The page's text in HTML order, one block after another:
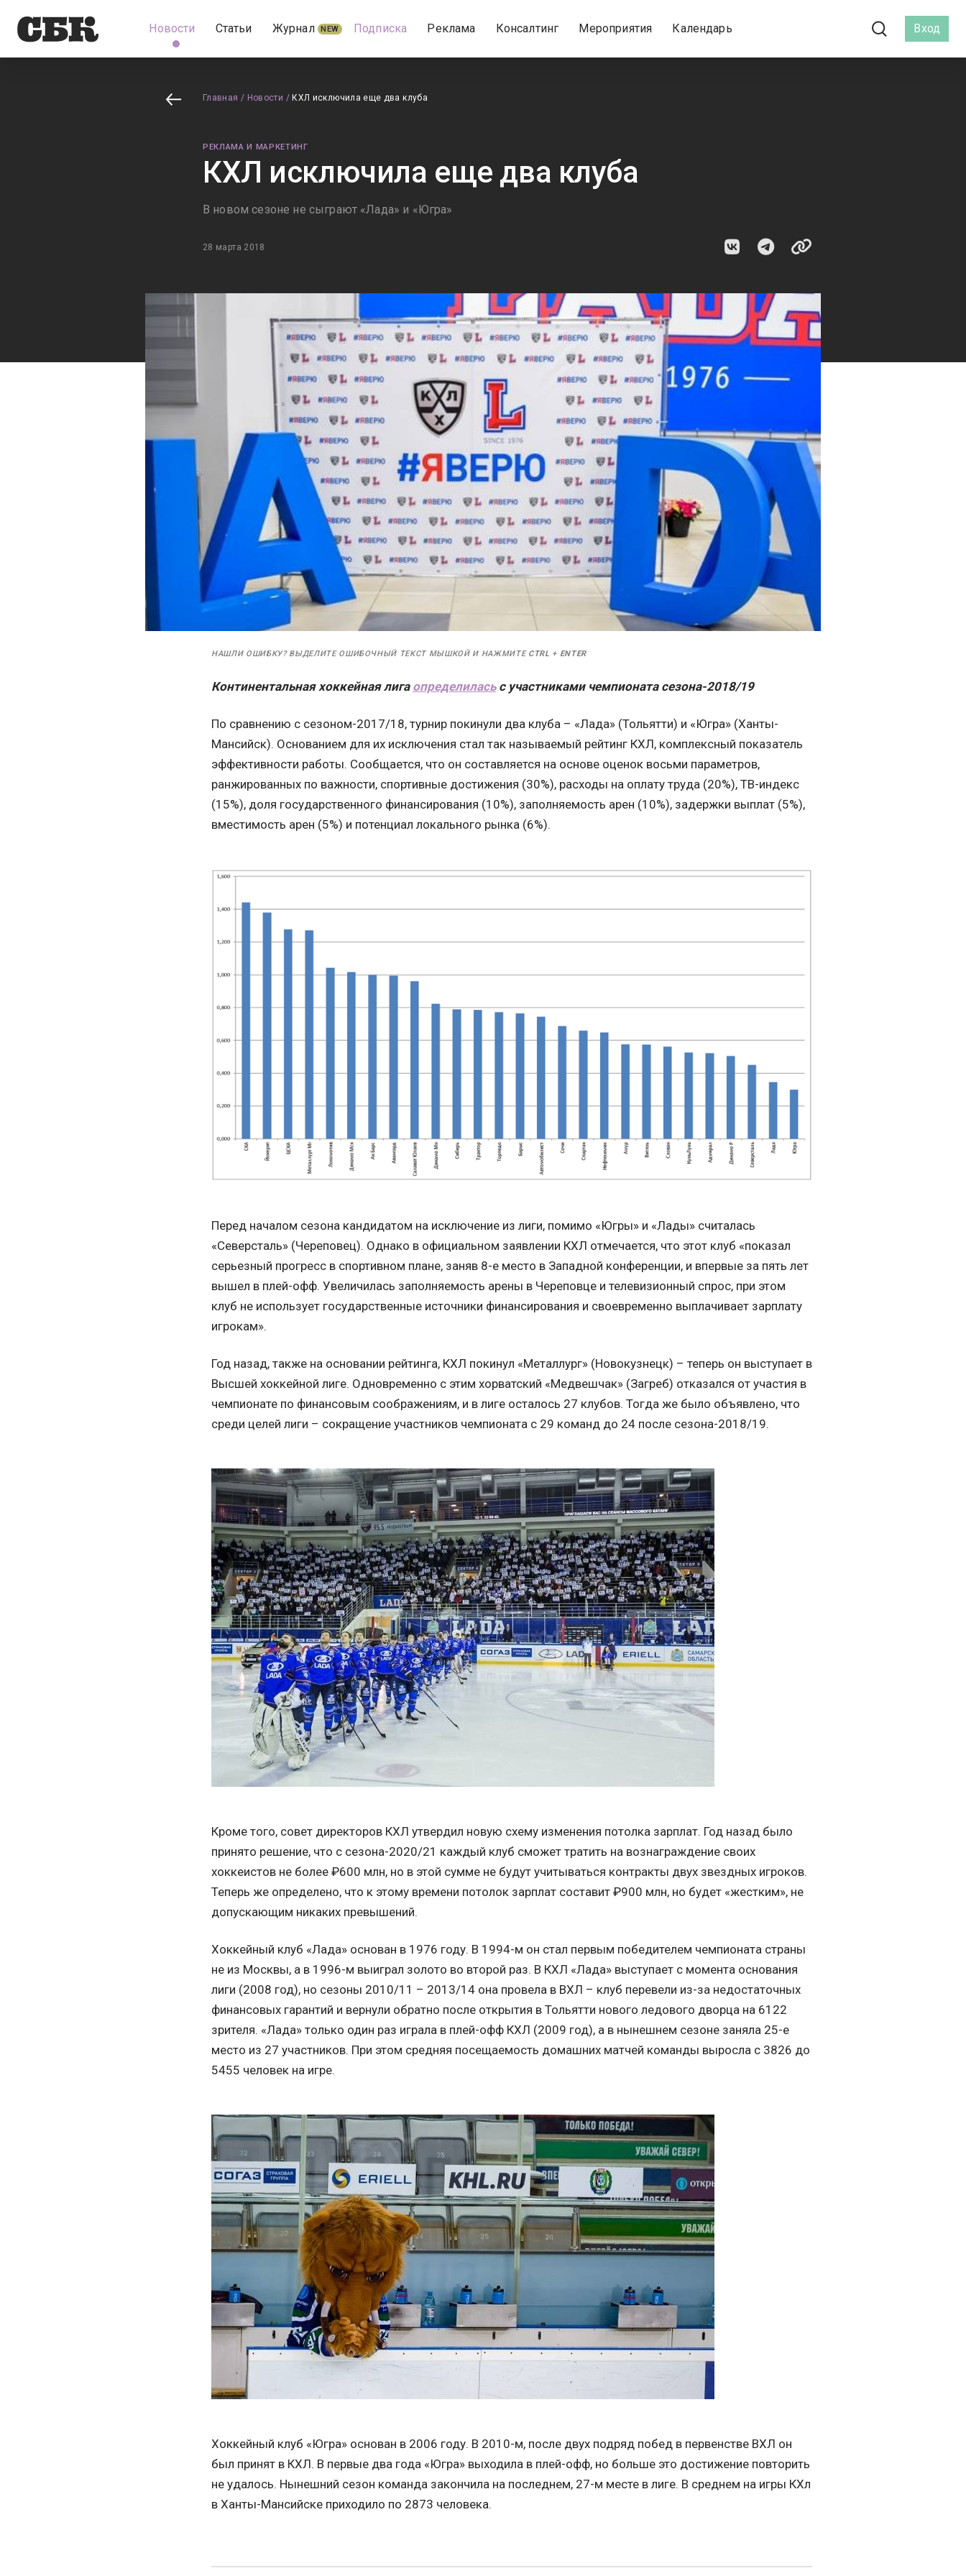
Новости Статьи Журнал NEW Подписка Реклама Консалтинг Мероприятия Календарь Вход
Главная / Новости / КХЛ исключила еще два клуба
РЕКЛАМА И МАРКЕТИНГ
КХЛ исключила еще два клуба
В новом сезоне не сыграют «Лада» и «Югра»
28 марта 2018
НАШЛИ ОШИБКУ? ВЫДЕЛИТЕ ОШИБОЧНЫЙ ТЕКСТ МЫШКОЙ И НАЖМИТЕ CTRL + ENTER
Континентальная хоккейная лига определиласьс участниками чемпионата сезона-2018/19
По сравнению с сезоном-2017/18, турнир покинули два клуба – «Лада» (Тольятти) и «Югра» (Ханты-
Мансийск). Основанием для их исключения стал так называемый рейтинг КХЛ, комплексный показатель
эффективности работы. Сообщается, что он составляется на основе оценок восьми параметров,
ранжированных по важности, спортивные достижения (30%), расходы на оплату труда (20%), ТВ-индекс
(15%), доля государственного финансирования (10%), заполняемость арен (10%), задержки выплат (5%),
вместимость арен (5%) и потенциал локального рынка (6%).
Перед началом сезона кандидатом на исключение из лиги, помимо «Югры» и «Лады» считалась
«Северсталь» (Череповец). Однако в официальном заявлении КХЛ отмечается, что этот клуб «показал
серьезный прогресс в спортивном плане, заняв 8-е место в Западной конференции, и впервые за пять лет
вышел в плей-офф. Увеличилась заполняемость арены в Череповце и телевизионный спрос, при этом
клуб не использует государственные источники финансирования и своевременно выплачивает зарплату
игрокам».
Год назад, также на основании рейтинга, КХЛ покинул «Металлург» (Новокузнецк) – теперь он выступает в
Высшей хоккейной лиге. Одновременно с этим хорватский «Медвешчак» (Загреб) отказался от участия в
чемпионате по финансовым соображениям, и в лиге осталось 27 клубов. Тогда же было объявлено, что
среди целей лиги – сокращение участников чемпионата с 29 команд до 24 после сезона-2018/19.
Кроме того, совет директоров КХЛ утвердил новую схему изменения потолка зарплат. Год назад было
принято решение, что с сезона-2020/21 каждый клуб сможет тратить на вознаграждение своих
хоккеистов не более ₽600 млн, но в этой сумме не будут учитываться контракты двух звездных игроков.
Теперь же определено, что к этому времени потолок зарплат составит ₽900 млн, но будет «жестким», не
допускающим никаких превышений.
Хоккейный клуб «Лада» основан в 1976 году. В 1994-м он стал первым победителем чемпионата страны
не из Москвы, а в 1996-м выиграл золото во второй раз. В КХЛ «Лада» выступает с момента основания
лиги (2008 год), но сезоны 2010/11 – 2013/14 она провела в ВХЛ – клуб перевели из-за недостаточных
финансовых гарантий и вернули обратно после открытия в Тольятти нового ледового дворца на 6122
зрителя. «Лада» только один раз играла в плей-офф КХЛ (2009 год), а в нынешнем сезоне заняла 25-е
место из 27 участников. При этом средняя посещаемость домашних матчей команды выросла с 3826 до
5455 человек на игре.
Хоккейный клуб «Югра» основан в 2006 году. В 2010-м, после двух подряд побед в первенстве ВХЛ он
был принят в КХЛ. В первые два года «Югра» выходила в плей-офф, но больше это достижение повторить
не удалось. Нынешний сезон команда закончила на последнем, 27-м месте в лиге. В среднем на игры КХл
в Ханты-Мансийске приходило по 2873 человека.